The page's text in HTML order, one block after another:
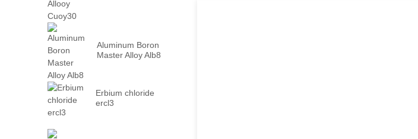
Aluminum Boron
Master Alloy Alb8
Erbium chloride
ercl3